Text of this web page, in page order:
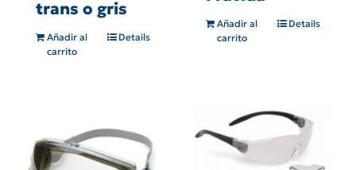
trans o gris
Añadir al
carrito
Details
Añadir al
carrito
Details